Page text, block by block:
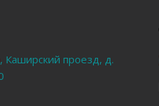
Каширский проезд, д.